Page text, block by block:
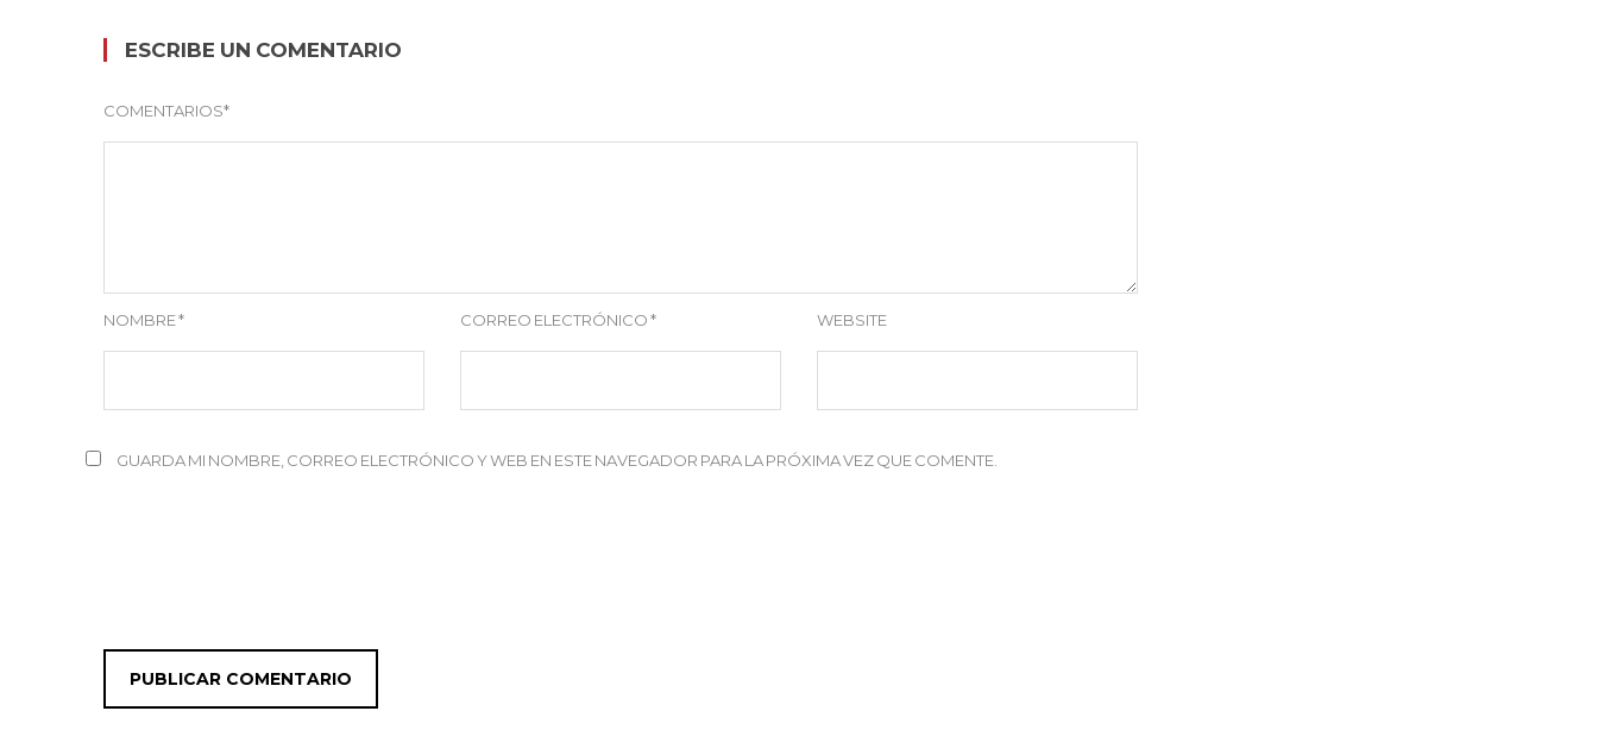
ESCRIBE UN COMENTARIO
COMENTARIOS*
NOMBRE* CORREO ELECTRÓNICO* WEBSITE
GUARDA MI NOMBRE, CORREO ELECTRÓNICO Y WEB EN ESTE NAVEGADOR PARA LA PRÓXIMA VEZ QUE COMENTE.